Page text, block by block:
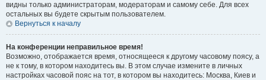
видны только администраторам, модераторам и самому себе. Для всех
остальных вы будете скрытым пользователем.
Вернуться к началу
На конференции неправильное время!
Возможно, отображается время, относящееся к другому часовому поясу, а
не к тому, в котором находитесь вы. В этом случае измените в личных
настройках часовой пояс на тот, в котором вы находитесь: Москва, Киев и